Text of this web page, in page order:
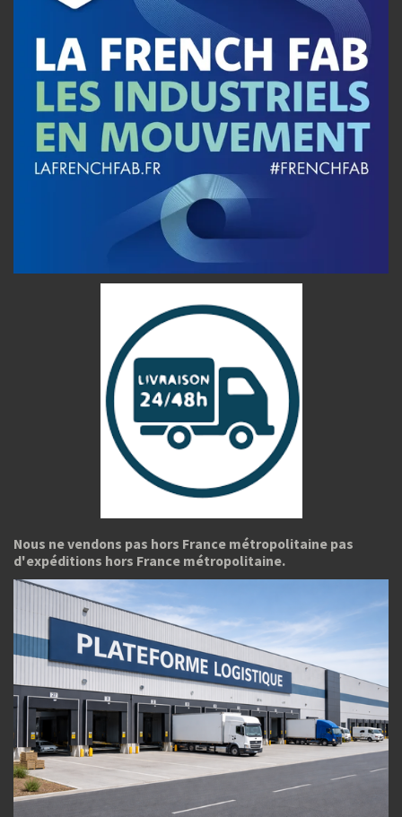
Nous ne vendons pas hors France métropolitaine pas
d'expéditions hors France métropolitaine.